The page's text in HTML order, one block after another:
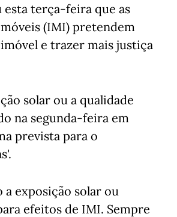
esta terça-feira que as
(IMI) pretendem
e trazer mais justiça
solar ou a qualidade
na segunda-feira em
prevista para o
a exposição solar ou
efeitos de IMI. Sempre